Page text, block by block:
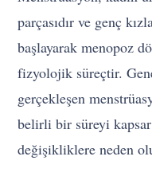
parçasıdır ve genç
başlayarak menopoz
fizyolojik süreçtir.
gerçekleşen
belirli bir süreyi
değişikliklere neden